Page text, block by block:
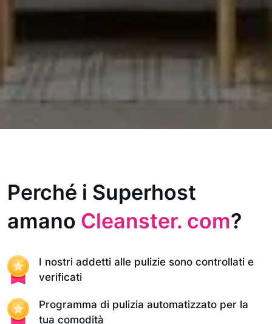
Perché i Superhost
amano Cleanster. com?
I nostri addetti alle pulizie sono controllati e
verificati
Programma di pulizia automatizzato per la
tua comodità